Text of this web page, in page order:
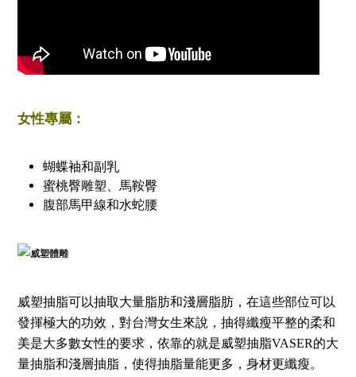
女性專屬：
蝴蝶袖和副乳
蜜桃臀雕塑、馬鞍臀
腹部馬甲線和水蛇腰
威塑抽脂可以抽取大量脂肪和淺層脂肪，在這些部位可以
發揮極大的功效，對台灣女生來說，抽得纖瘦平整的柔和
美是大多數女性的要求，依靠的就是威塑抽脂VASER的大
量抽脂和淺層抽脂，使得抽脂量能更多，身材更纖瘦。